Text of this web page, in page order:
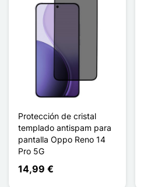
Protección de cristal
templado antispam para
pantalla Oppo Reno 14
Pro 5G
14,99 €